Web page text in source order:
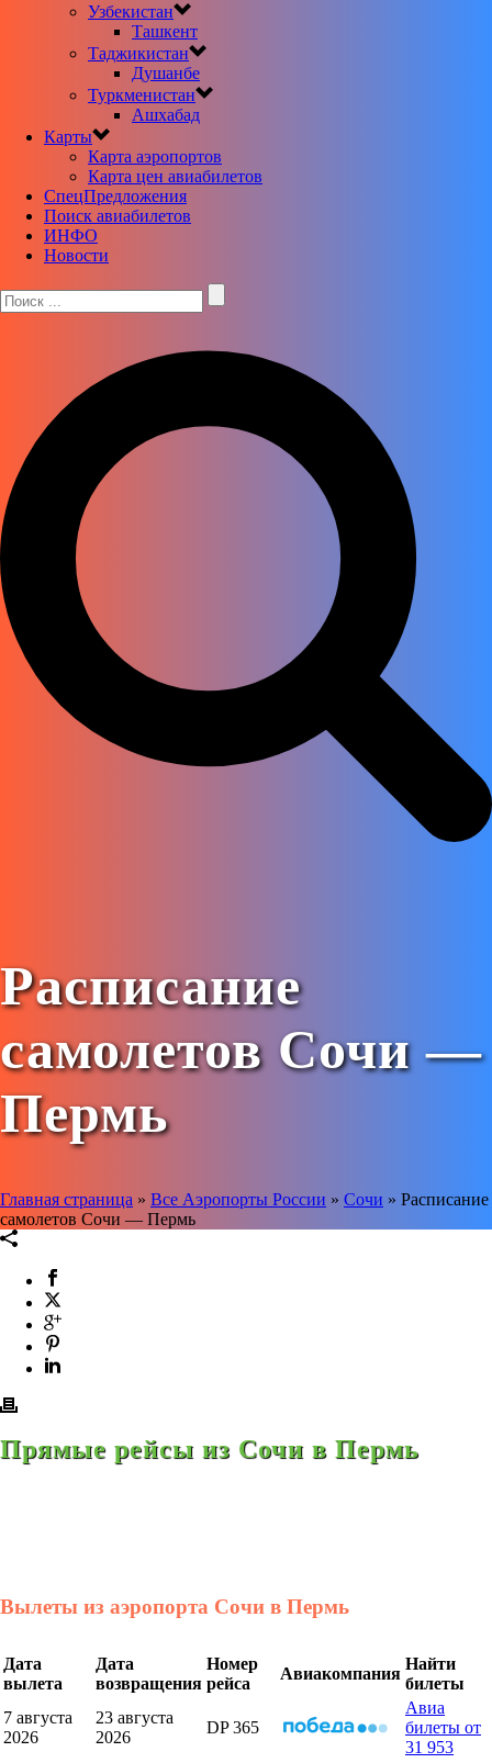
Узбекистан
Ташкент
Таджикистан
Душанбе
Туркменистан
Ашхабад
Карты
Карта аэропортов
Карта цен авиабилетов
CпецПредложения
Поиск авиабилетов
ИНФО
Новости
Расписание
самолетов Сочи —
Пермь
Главная страница » Все Аэропорты России » Сочи » Расписание
самолетов Сочи — Пермь
Прямые рейсы из Сочи в Пермь
Вылеты из аэропорта Сочи в Пермь
Дата
вылета
Дата
возвращения
Номер
рейса
Авиакомпания
Найти
билеты
7 августа
2026
23 августа
2026
DP 365
Авиа
билеты от
31 953